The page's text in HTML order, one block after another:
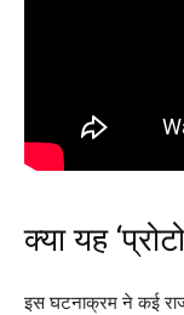
क्या यह
इस घटनाक्रम ने कई